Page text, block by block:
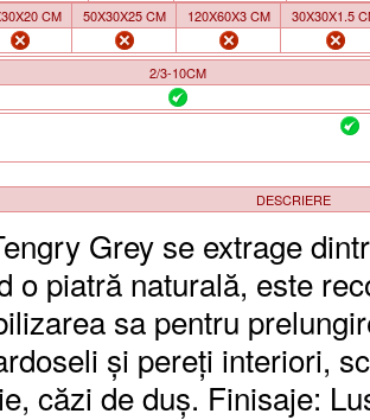
CM 50X30X25 CM 120X60X3 CM 30X30X1.5
2/3-10CM
DESCRIERE
Grey se extrage
o piatră naturală, este
sa pentru
și pereți interiori,
căzi de duș. Finisaje: